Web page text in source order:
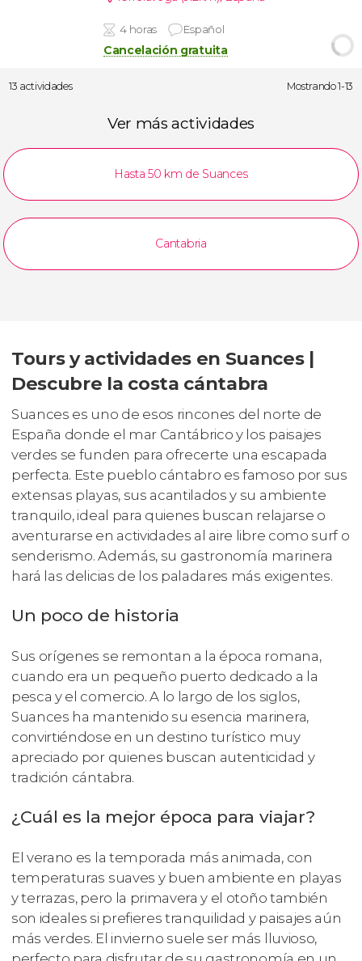
4 horas Español
Cancelación gratuita
13 actividades Mostrando 1-13
Ver más actividades
Hasta 50 km de Suances
Cantabria
Tours y actividades en Suances |
Descubre la costa cántabra
Suances es uno de esos rincones del norte de
España donde el mar Cantábrico y los paisajes
verdes se funden para ofrecerte una escapada
perfecta. Este pueblo cántabro es famoso por sus
extensas playas, sus acantilados y su ambiente
tranquilo, ideal para quienes buscan relajarse o
aventurarse en actividades al aire libre como surf o
senderismo. Además, su gastronomía marinera
hará las delicias de los paladares más exigentes.
Un poco de historia
Sus orígenes se remontan a la época romana,
cuando era un pequeño puerto dedicado a la
pesca y el comercio. A lo largo de los siglos,
Suances ha mantenido su esencia marinera,
convirtiéndose en un destino turístico muy
apreciado por quienes buscan autenticidad y
tradición cántabra.
¿Cuál es la mejor época para viajar?
El verano es la temporada más animada, con
temperaturas suaves y buen ambiente en playas
y terrazas, pero la primavera y el otoño también
son ideales si prefieres tranquilidad y paisajes aún
más verdes. El invierno suele ser más lluvioso,